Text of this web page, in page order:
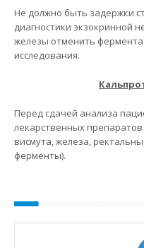
Не должно быть задержки
диагностики экзокринной
железы отменить
исследования.
Перед сдачей анализа
лекарственных
висмута, железа,
ферменты).